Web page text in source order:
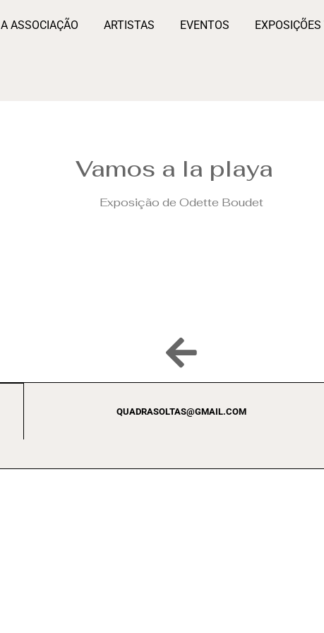
A ASSOCIAÇÃO ARTISTAS EVENTOS
Vamos a la playa
Exposição de Odette Boudet
QUADRASOLTAS@GMAIL.COM